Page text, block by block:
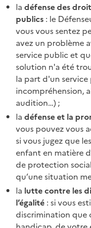
la défense des
publics : le
vous vous sentez
avez un problème
service public et
solution n'a été
la part d'un
incompréhension,
audition…) ;
la défense et la
vous pouvez vous
si vous jugez que
enfant en matière
de protection
qu’une situation
la lutte contre les
l’égalité : si vous
discrimination que